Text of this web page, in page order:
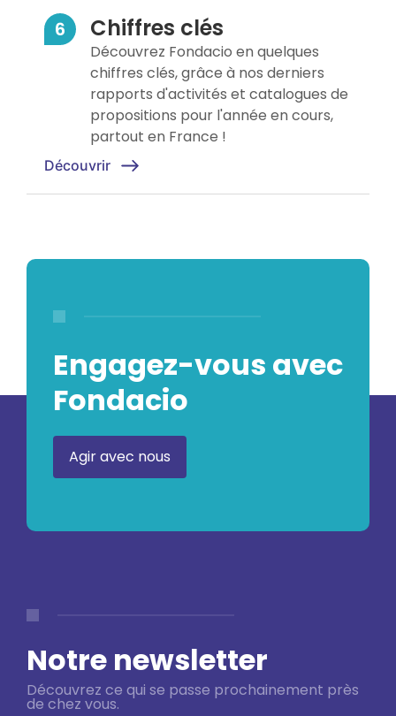
Chiffres clés
Découvrez Fondacio en quelques
chiffres clés, grâce à nos derniers
rapports d'activités et catalogues de
propositions pour l'année en cours,
partout en France !
Découvrir
Engagez-vous avec
Fondacio
Agir avec nous
Notre newsletter
Découvrez ce qui se passe prochainement près
de chez vous.